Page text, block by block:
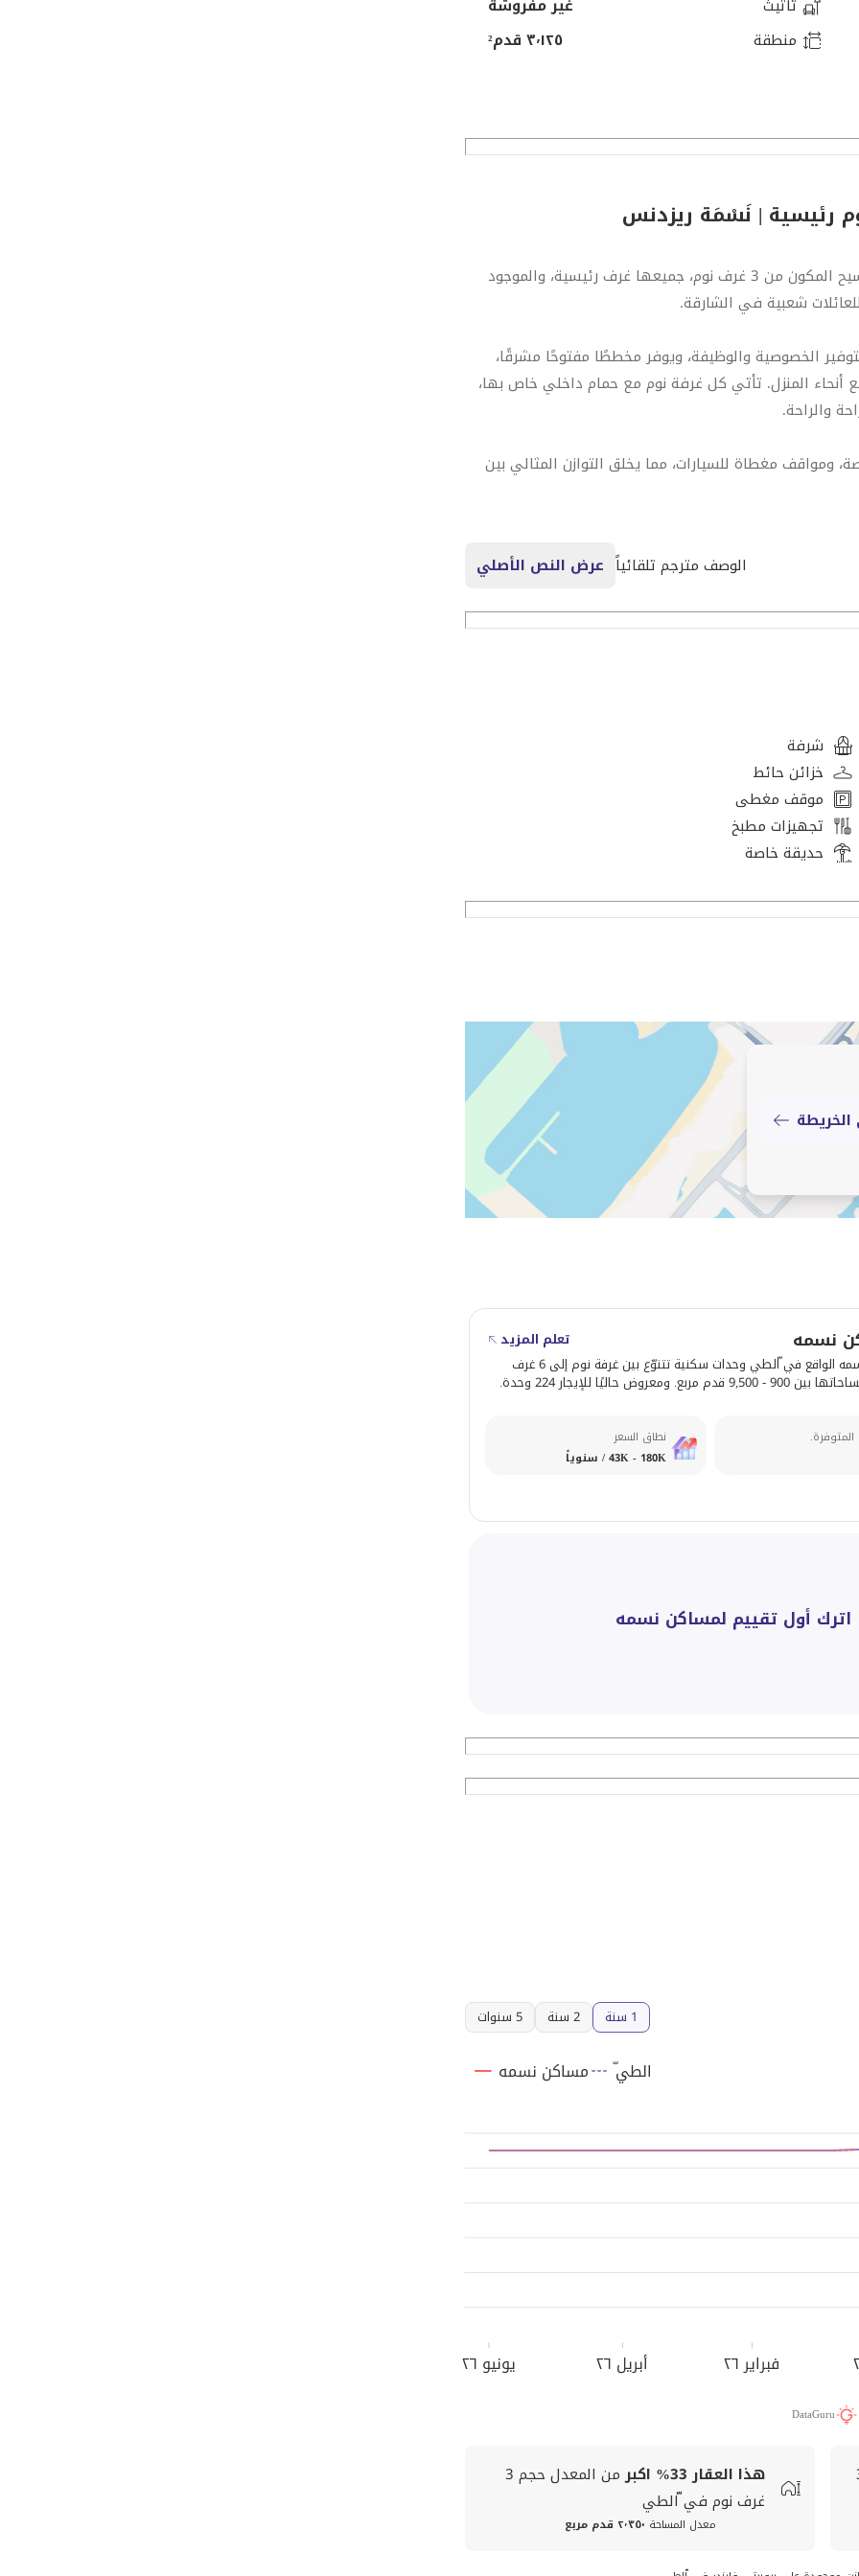
تأثيث
غير مفروشة
منطقة
٣٬١٢٥ قدم²
اكتشف الحياة العائلية المريحة في هذا التاون هاوس الفسيح المكون من 3 غرف نوم، جميعها غرف رئيسية، والموجود
شعبية في الشارقة.
الخصوصية والوظيفة، ويوفر مخططًا مفتوحًا مشرقًا،
المنزل. تأتي كل غرفة نوم مع حمام داخلي خاص بها،
والراحة.
ومواقف مغطاة للسيارات، مما يخلق التوازن المثالي بين
ذات مناظر طبيعية ومسارات ركوب الدراجات ومرافق
التسوق والطرق الرئيسية التي تربط الشارقة بدبي.
الاتصال في واحدة من أكثر المجتمعات المرغوبة في
الوصف مترجم تلقائياً عرض النص الأصلي
شرفة
خزائن حائط
موقف مغطى
تجهيزات مطبخ
حديقة خاصة
نسمه
تعلم المزيد
يوفّر مساكن نسمه الواقع في ّالطي وحدات سكنية تتنوّع بين غرفة نوم إلى 6 غرف
ومعروض حاليًا للإيجار 224 وحدة.
المتوفرة.
نطاق السعر
43K - 180K / سنوياً
اترك أول تقييم لمساكن نسمه
1 سنة 2 سنة 5 سنوات
فبراير ٢٦ أبريل ٢٦ يونيو ٢٦
مساكن نسمه ّالطي
DataGuru
هذا العقار 33% اكبر من المعدل حجم 3
غرف نوم في ّالطي
معدل المساحة ٢٬٣٥٠ قدم مربع